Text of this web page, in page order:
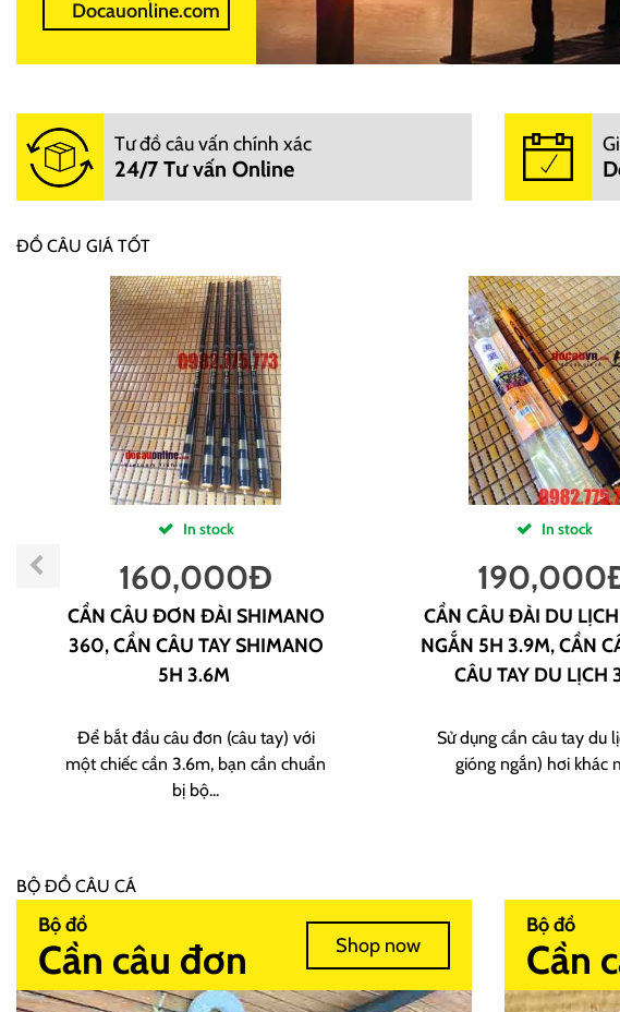
Docauonline.com
Tư đồ câu vấn chính xác
24/7 Tư vấn Online
ĐỒ CÂU GIÁ TỐT
In stock
160,000Đ
CẦN CÂU ĐƠN ĐÀI SHIMANO
360, CẦN CÂU TAY SHIMANO
5H 3.6M
Để bắt đầu câu đơn (câu tay) với
một chiếc cần 3.6m, bạn cần chuẩn
bị bộ...
In stock
190,000
CẦN CÂU ĐÀI DU
NGẮN 5H 3.9M, CẦN
CÂU TAY DU LỊCH
Sử dụng cần câu tay du
gióng ngắn) hơi khác
BỘ ĐỒ CÂU CÁ
Bộ đồ
Cần câu đơn Shop now
Bộ đồ
Cần